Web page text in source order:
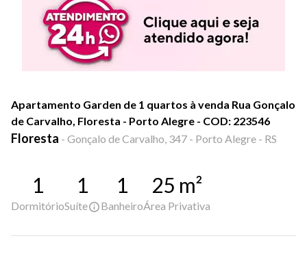
Apartamento Garden de 1 quartos à venda Rua Gonçalo
de Carvalho, Floresta - Porto Alegre - COD: 223546
Floresta - Gonçalo de Carvalho, 347 - Porto Alegre - RS
1
Dormitório
1
Suíte
1
Banheiro
25 m²
Área Privativa